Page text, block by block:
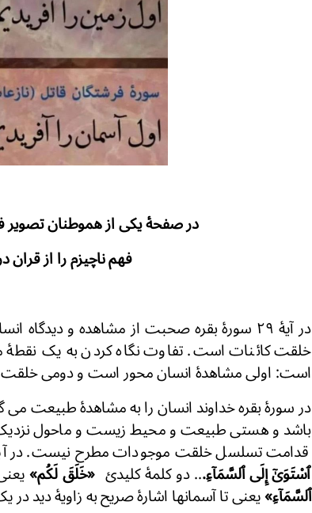
در صفحهٔ یکی از هموطنان تصویر
فهم ناچیزم را از قران
در آیهٔ ۲۹ سورهٔ بقره صحبت از مشاهده و
خلقت کائنات است. تفاوت نگاه کردن به یک
است: اولی مشاهدهٔ انسان محور است و دومی خلقت
در سورهٔ بقره خداوند انسان را به مشاهدهٔ طبیعت می
باشد و هستی طبیعت و محیط زیست و ماحول نزدیک
قدامت تسلسل خلقت موجودات مطرح نیست. در
ٱسْتَوَىٰٓ إِلَى ٱلسَّمَآءِ... دو کلمهٔ کلیدئ «خَلَقَ لَكُم»
ٱلسَّمَآءِ»یعنی تا آسمانها اشارهٔ صریح به زاویهٔ دید